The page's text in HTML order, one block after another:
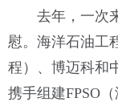
去年，一次
慰。海洋石油工
程）、博迈科和
携手组建FPSO